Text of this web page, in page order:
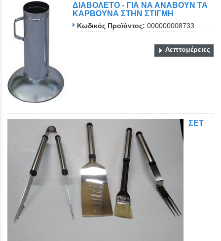
ΔΙΑΒΟΛΕΤΟ - ΓΙΑ ΝΑ ΑΝΑΒΟΥΝ ΤΑ
ΚΑΡΒΟΥΝΑ ΣΤΗΝ ΣΤΙΓΜΗ
Κωδικός Προϊόντος: 000000008733
Λεπτομέρειες
ΣΕΤ